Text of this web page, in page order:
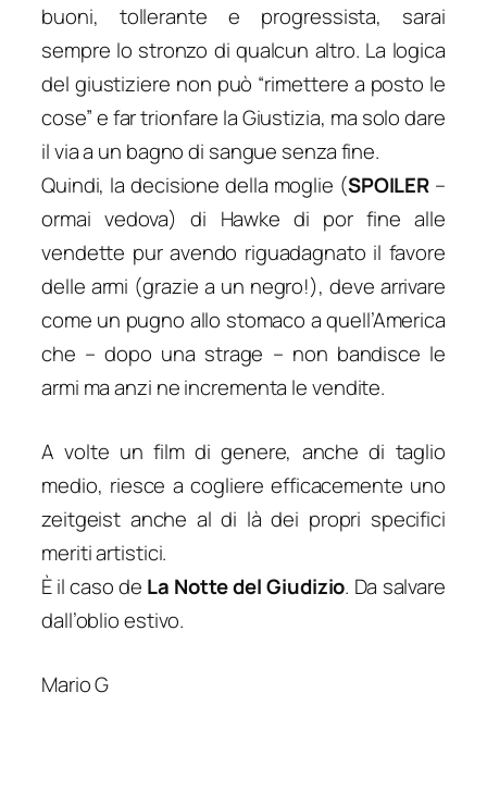
buoni, tollerante e progressista, sarai
sempre lo stronzo di qualcun altro. La logica
del giustiziere non può “rimettere a posto le
cose” e far trionfare la Giustizia, ma solo dare
il via a un bagno di sangue senza fine.
Quindi, la decisione della moglie (SPOILER –
ormai vedova) di Hawke di por fine alle
vendette pur avendo riguadagnato il favore
delle armi (grazie a un negro!), deve arrivare
come un pugno allo stomaco a quell’America
che – dopo una strage – non bandisce le
armi ma anzi ne incrementa le vendite.
A volte un film di genere, anche di taglio
medio, riesce a cogliere efficacemente uno
zeitgeist anche al di là dei propri specifici
meriti artistici.
È il caso de La Notte del Giudizio. Da salvare
dall’oblio estivo.
Mario G